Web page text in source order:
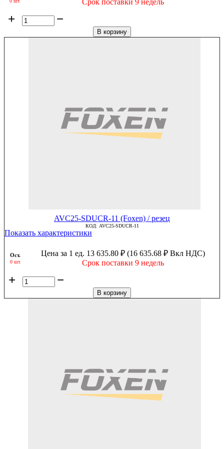
Срок поставки 9 недель
+ −
В корзину
AVC25-SDUCR-11 (Foxen) / резец
КОД: AVC25-SDUCR-11
Показать характеристики
Ост.
0 шт.
Цена за 1 ед. 13 635.80 ₽ (16 635.68 ₽Вкл НДС)
Срок поставки 9 недель
+ −
В корзину